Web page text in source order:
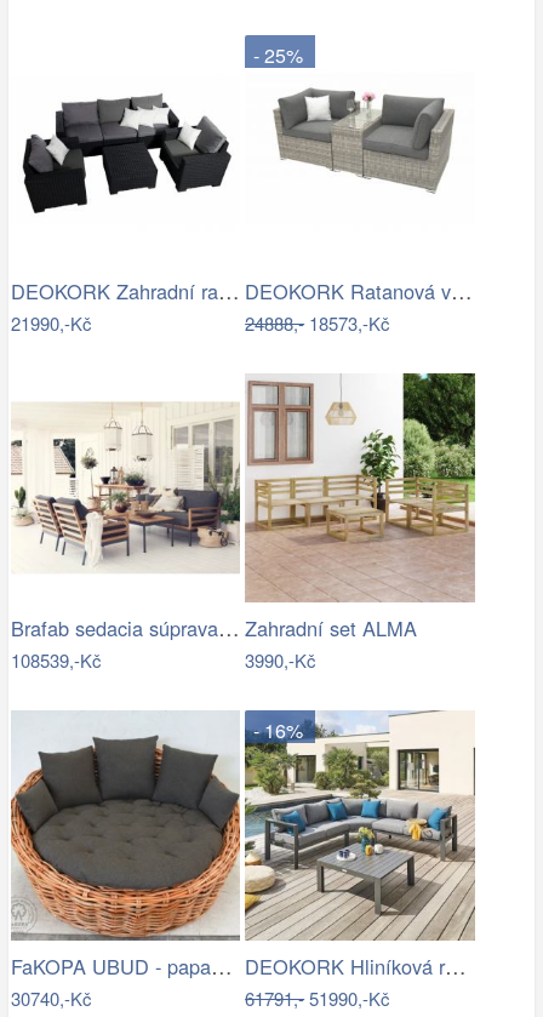
DEOKORK Zahradní ratanová sestava…
21990,-Kč
- 25%
DEOKORK Ratanová variabilní sestava…
24888,-18573,-Kč
Brafab sedacia súprava ZALONGO Mdum
108539,-Kč
Zahradní set ALMA
3990,-Kč
FaKOPA UBUD - papasan z ratanu…
30740,-Kč
- 16%
DEOKORK Hliníková rohová sestava…
61791,-51990,-Kč